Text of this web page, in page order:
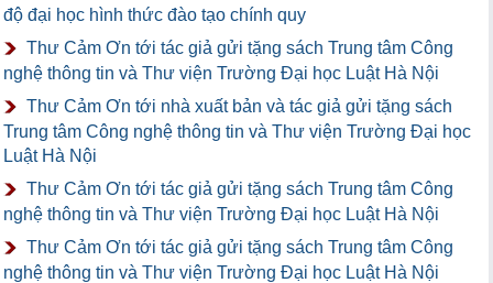
độ đại học hình thức đào tạo chính quy
Thư Cảm Ơn tới tác giả gửi tặng sách Trung tâm Công
nghệ thông tin và Thư viện Trường Đại học Luật Hà Nội
Thư Cảm Ơn tới nhà xuất bản và tác giả gửi tặng sách
Trung tâm Công nghệ thông tin và Thư viện Trường Đại học
Luật Hà Nội
Thư Cảm Ơn tới tác giả gửi tặng sách Trung tâm Công
nghệ thông tin và Thư viện Trường Đại học Luật Hà Nội
Thư Cảm Ơn tới tác giả gửi tặng sách Trung tâm Công
nghệ thông tin và Thư viện Trường Đại học Luật Hà Nội